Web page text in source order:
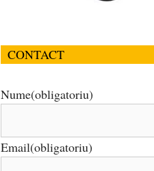
CONTACT
Nume(obligatoriu)
Email(obligatoriu)